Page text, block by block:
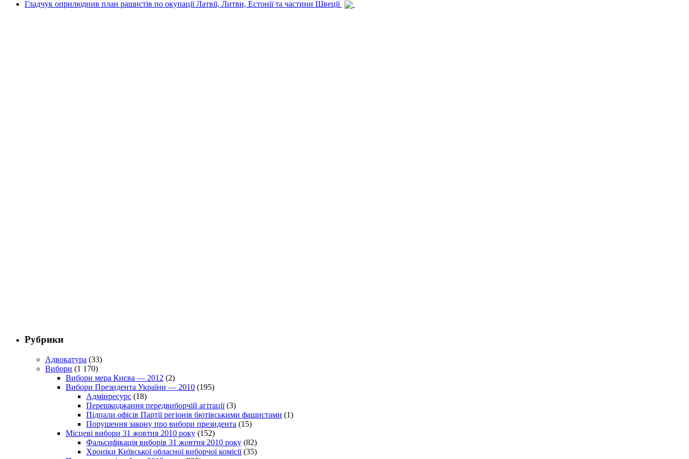
Гладчук оприлюднив план рашистів по окупації Латвії, Литви, Естонії та частини Швеції
Рубрики
Адвокатура (33)
Вибори (1 170)
Вибори мера Києва — 2012 (2)
Вибори Президента України — 2010 (195)
Адмінресурс (18)
Перешкоджання передвиборчій агітації(3)
Підпали офісів Партії регіонів бютівськими фашистами (1)
Порушення закону про вибори президента (15)
Місцеві вибори 31 жовтня 2010 року (152)
Фальсифікація виборів 31 жовтня 2010 року (82)
Хроніки Київської обласної виборчої комісії(35)